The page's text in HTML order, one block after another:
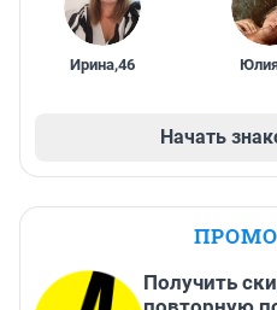
Ирина,46
Начать
Получить